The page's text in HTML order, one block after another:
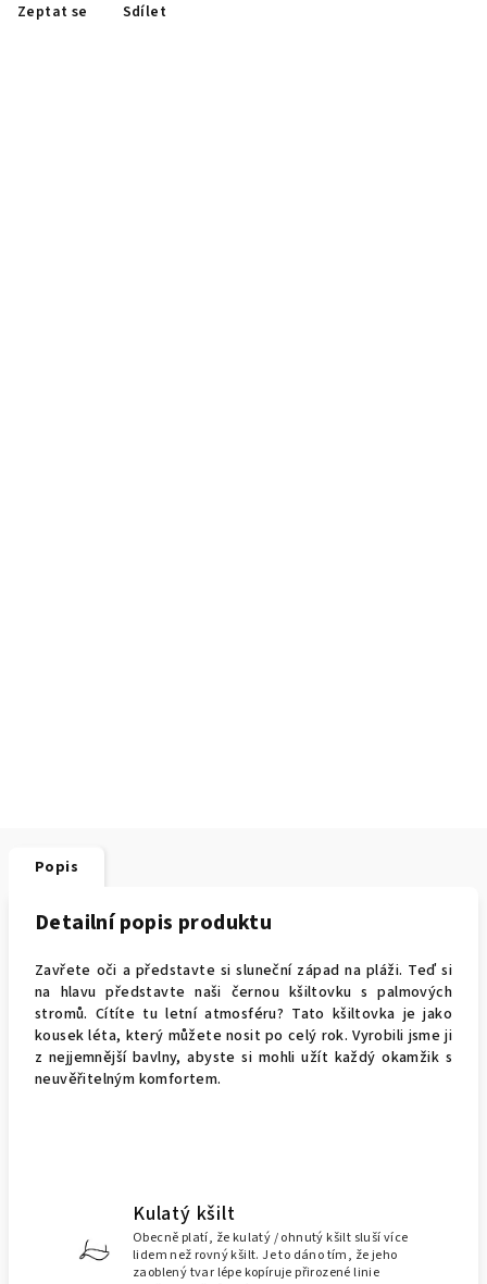
Zeptat se Sdílet
Popis
Detailní popis produktu
Zavřete oči a představte si sluneční západ na pláži. Teď si
na hlavu představte naši černou kšiltovku s palmových
stromů. Cítíte tu letní atmosféru? Tato kšiltovka je jako
kousek léta, který můžete nosit po celý rok. Vyrobili jsme ji
z nejjemnější bavlny, abyste si mohli užít každý okamžik s
neuvěřitelným komfortem.
Kulatý kšilt
Obecně platí, že kulatý / ohnutý kšilt sluší více
lidem než rovný kšilt. Je to dáno tím, že jeho
zaoblený tvar lépe kopíruje přirozené linie